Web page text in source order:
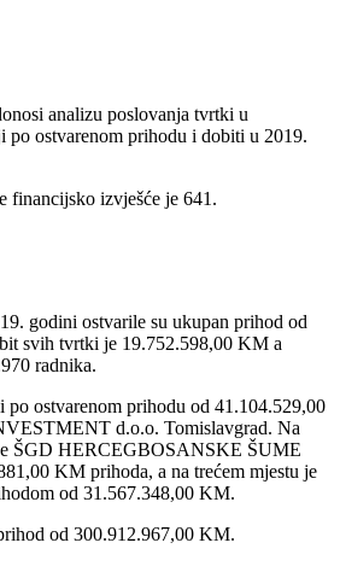
analizu poslovanja tvrtki u
po ostvarenom prihodu i dobiti u 2019.
financijsko izvješće je 641.
godini ostvarile su ukupan prihod od
svih tvrtki je 19.752.598,00 KM a
radnika.
ostvarenom prihodu od 41.104.529,00
d.o.o. Tomislavgrad. Na
ŠGD HERCEGBOSANSKE ŠUME
KM prihoda, a na trećem mjestu je
od 31.567.348,00 KM.
od 300.912.967,00 KM.